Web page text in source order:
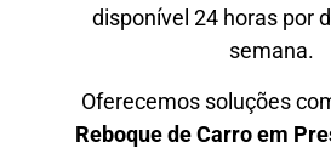
disponível 24 horas por
semana.
Oferecemos soluções
Reboque de Carro em